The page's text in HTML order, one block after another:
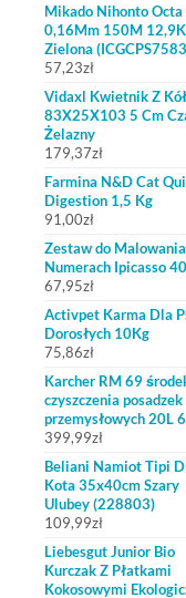
Mikado Nihonto Octa
0,16Mm 150M
Zielona
57,23zł
Vidaxl Kwietnik Z
83X25X103 5 Cm
Żelazny
179,37zł
Farmina N&D Cat
Digestion 1,5 Kg
91,00zł
Zestaw do
Numerach Ipicasso
67,95zł
Activpet Karma Dla
Dorosłych 10Kg
75,86zł
Karcher RM 69
czyszczenia posadzek
przemysłowych 20L
399,99zł
Beliani Namiot Tipi
Kota 35x40cm Szary
Ulubey (228803)
109,99zł
Liebesgut Junior Bio
Kurczak Z Płatkami
Kokosowymi